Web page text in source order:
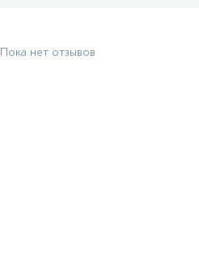
Пока нет отзывов